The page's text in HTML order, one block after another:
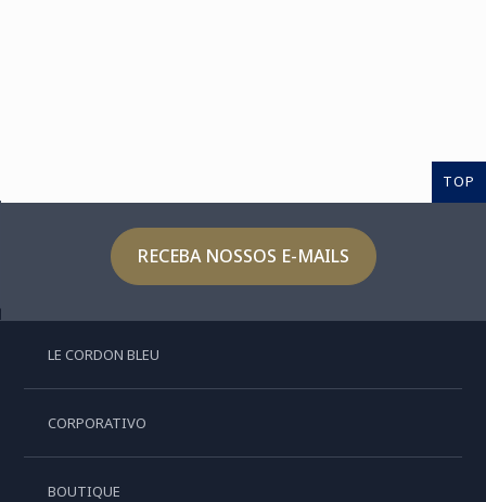
TOP
RECEBA NOSSOS E-MAILS
LE CORDON BLEU
CORPORATIVO
BOUTIQUE